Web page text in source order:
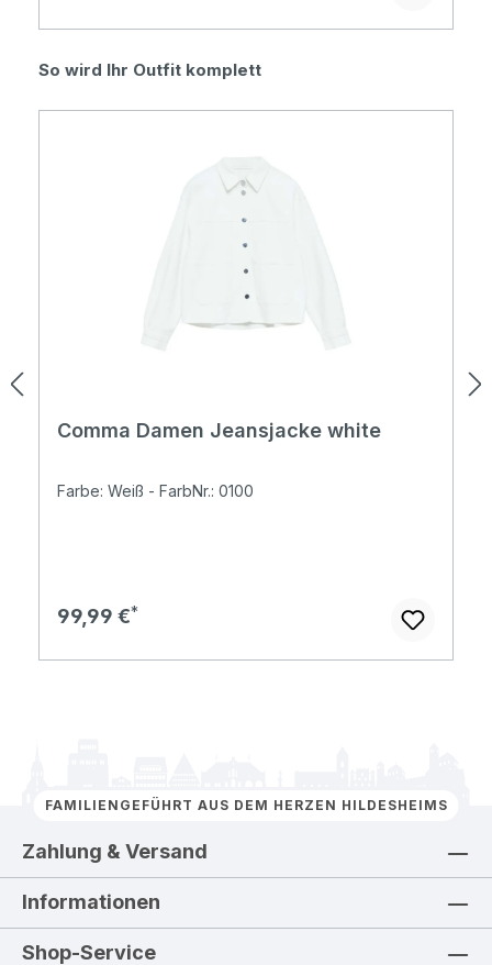
Produktgalerie überspringen
So wird Ihr Outfit komplett
Comma Damen Jeansjacke white
Farbe: Weiß - FarbNr.: 0100
Regulärer Preis:
99,99 €
FAMILIENGEFÜHRT AUS DEM HERZEN HILDESHEIMS
Zahlung & Versand
Informationen
Shop-Service